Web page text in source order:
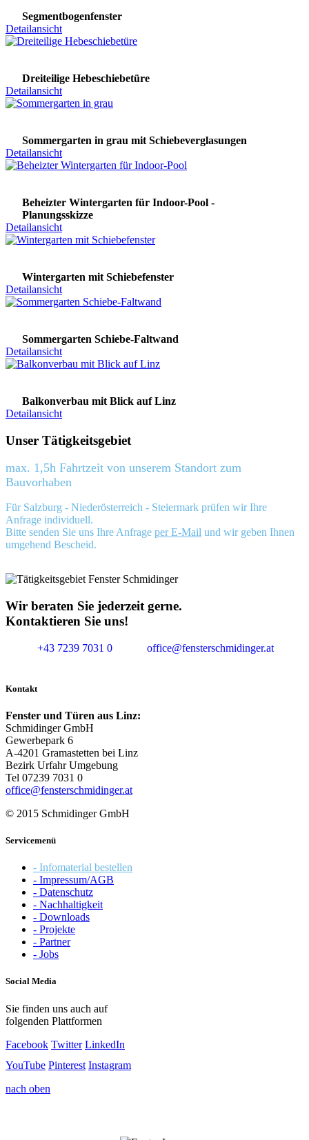
Segmentbogenfenster
Detailansicht
Dreiteilige Hebeschiebetüre
Detailansicht
Sommergarten in grau mit Schiebeverglasungen
Detailansicht
Beheizter Wintergarten für Indoor-Pool -
Planungsskizze
Detailansicht
Wintergarten mit Schiebefenster
Detailansicht
Sommergarten Schiebe-Faltwand
Detailansicht
Balkonverbau mit Blick auf Linz
Detailansicht
Unser Tätigkeitsgebiet
max. 1,5h Fahrtzeit von unserem Standort zum
Bauvorhaben
Für Salzburg - Niederösterreich - Steiermark prüfen wir Ihre
Anfrage individuell.
Bitte senden Sie uns Ihre Anfrage per E-Mail und wir geben Ihnen
umgehend Bescheid.
Wir beraten Sie jederzeit gerne.
Kontaktieren Sie uns!
+43 7239 7031 0 office@fensterschmidinger.at
Kontakt
Fenster und Türen aus Linz:
Schmidinger GmbH
Gewerbepark 6
A-4201 Gramastetten bei Linz
Bezirk Urfahr Umgebung
Tel 07239 7031 0
office@fensterschmidinger.at
© 2015 Schmidinger GmbH
Servicemenü
- Infomaterial bestellen
- Impressum/AGB
- Datenschutz
- Nachhaltigkeit
- Downloads
- Projekte
- Partner
- Jobs
Social Media
Sie finden uns auch auf
folgenden Plattformen
Facebook Twitter LinkedIn
YouTube Pinterest Instagram
nach oben